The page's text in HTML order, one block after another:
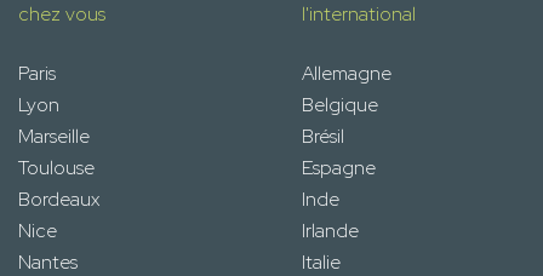
chez vous
Paris
Lyon
Marseille
Toulouse
Bordeaux
Nice
Nantes
l'international
Allemagne
Belgique
Brésil
Espagne
Inde
Irlande
Italie